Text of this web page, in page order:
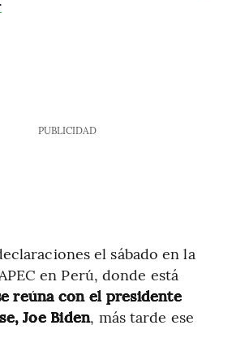
PUBLICIDAD
el sábado en la
en Perú, donde está
reúna con el presidente
Joe Biden, más tarde ese